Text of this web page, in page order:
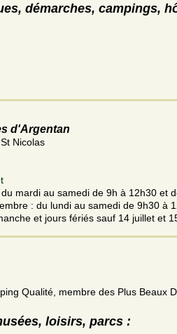
démarches, campings,
d'Argentan
Nicolas
mardi au samedi de 9h à 12h30 et
: du lundi au samedi de 9h30 à
et jours fériés sauf 14 juillet et
Qualité, membre des Plus Beaux
loisirs, parcs :